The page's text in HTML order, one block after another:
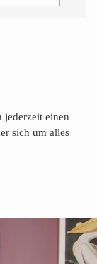
jederzeit einen
sich um alles